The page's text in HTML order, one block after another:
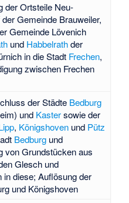
der Ortsteile Neu-
der Gemeinde Brauweiler,
Gemeinde Lövenich
und Habbelrathder
in die Stadt Frechen,
zwischen Frechen
der Städte Bedburg
und Kastersowie der
, Königshovenund Pütz
Bedburgund
von Grundstücken aus
Glesch und
in diese; Auflösung der
und Königshoven